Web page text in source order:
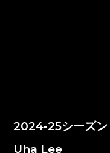
2024-25シーズン
Uha Lee